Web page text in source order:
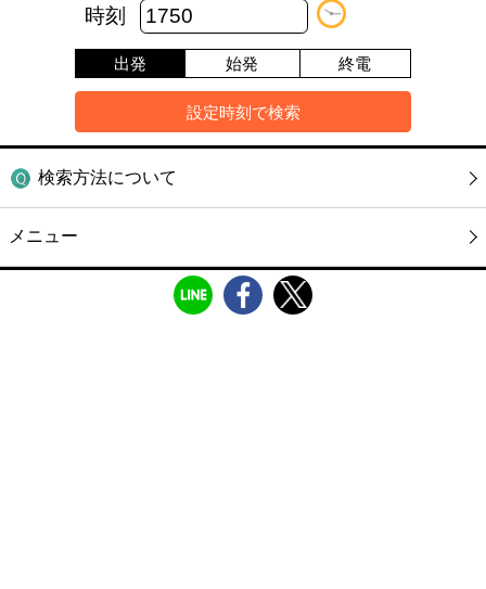
時刻
出発 始発 終電
検索方法について
メニュー